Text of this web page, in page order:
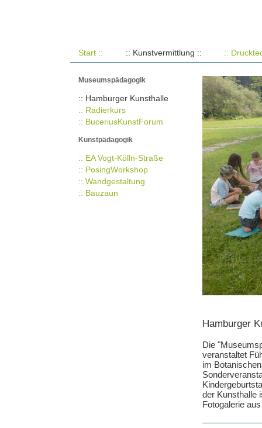
Start :: :: Kunstvermittlung :: ::
Museumspädagogik
:: Hamburger Kunsthalle
:: Radierkurs
:: BuceriusKunstForum
Kunstpädagogik
:: EA Vogt-Kölln-Straße
:: PosingWorkshop
:: Wandgestaltung
:: Bauzaun
Hamburger
Die
veranstaltet
im
der Kunsthalle
Fotogalerie